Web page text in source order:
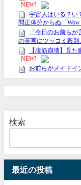
検索
最近の投稿